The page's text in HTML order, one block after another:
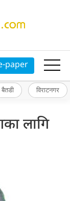
paper
बैतडी विराटनगर
लागि